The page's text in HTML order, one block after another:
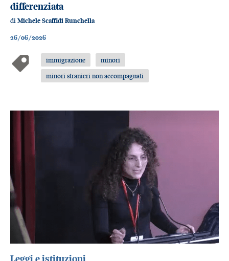
differenziata
di Michele Scaffidi Runchella
26/06/2026
immigrazione
minori
minori stranieri non accompagnati
Leggi e istituzioni